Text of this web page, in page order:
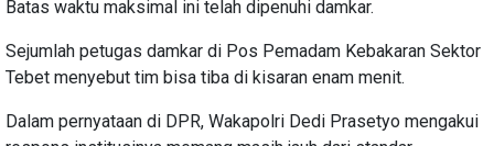
Batas waktu maksimal ini telah dipenuhi damkar.
Sejumlah petugas damkar di Pos Pemadam Kebakaran Sektor
Tebet menyebut tim bisa tiba di kisaran enam menit.
Dalam pernyataan di DPR, Wakapolri Dedi Prasetyo mengakui